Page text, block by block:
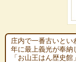
庄内で一番古いとい
年に最上義光が奉納
「お山王はん歴史